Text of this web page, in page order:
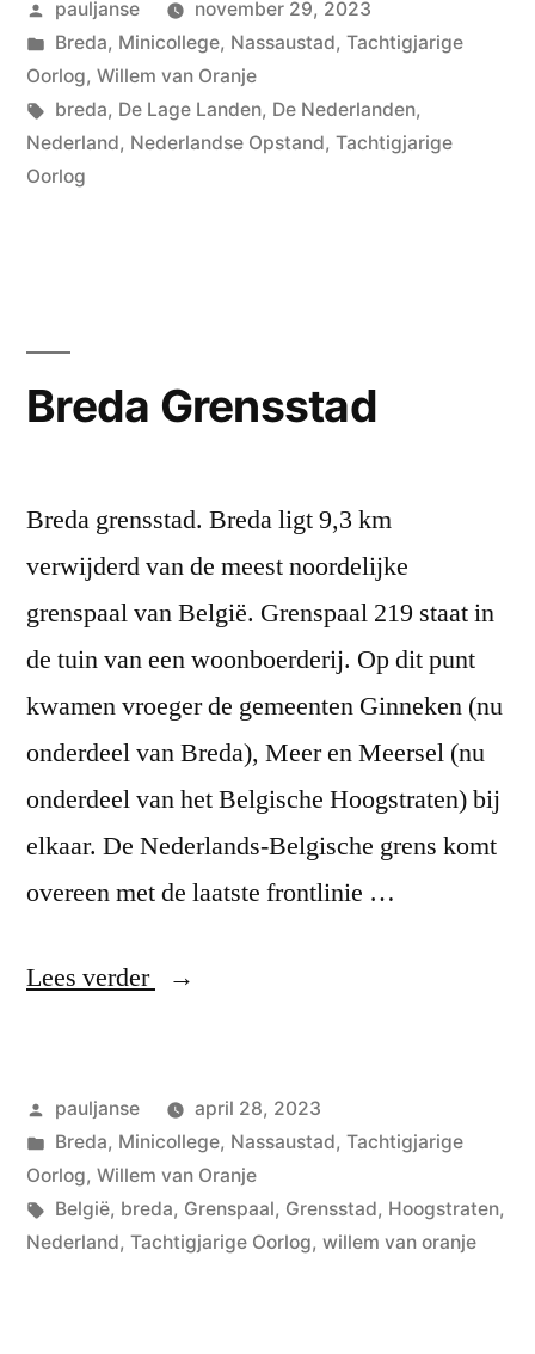
Geplaatst
door
pauljanse
november 29, 2023
Geplaatst
in
Breda, Minicollege, Nassaustad, Tachtigjarige
Oorlog, Willem van Oranje
Tags:
breda, De Lage Landen, De Nederlanden,
Nederland, Nederlandse Opstand, Tachtigjarige
Oorlog
Breda Grensstad
Breda grensstad. Breda ligt 9,3 km
verwijderd van de meest noordelijke
grenspaal van België. Grenspaal 219 staat in
de tuin van een woonboerderij. Op dit punt
kwamen vroeger de gemeenten Ginneken (nu
onderdeel van Breda), Meer en Meersel (nu
onderdeel van het Belgische Hoogstraten) bij
elkaar. De Nederlands-Belgische grens komt
overeen met de laatste frontlinie …
Lees verder
“Breda
Geplaatst
door
pauljanse
april 28, 2023
Geplaatst
in
Breda, Minicollege, Nassaustad, Tachtigjarige
Oorlog, Willem van Oranje
Tags:
België, breda, Grenspaal, Grensstad, Hoogstraten,
Nederland, Tachtigjarige Oorlog, willem van oranje